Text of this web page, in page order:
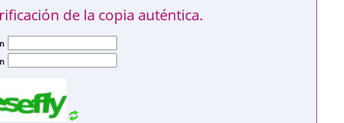
de la copia auténtica.